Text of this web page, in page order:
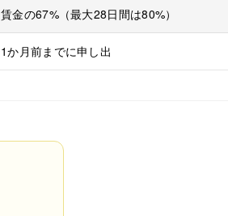
賃金の67%（最大28日間は80%）
1か月前までに申し出